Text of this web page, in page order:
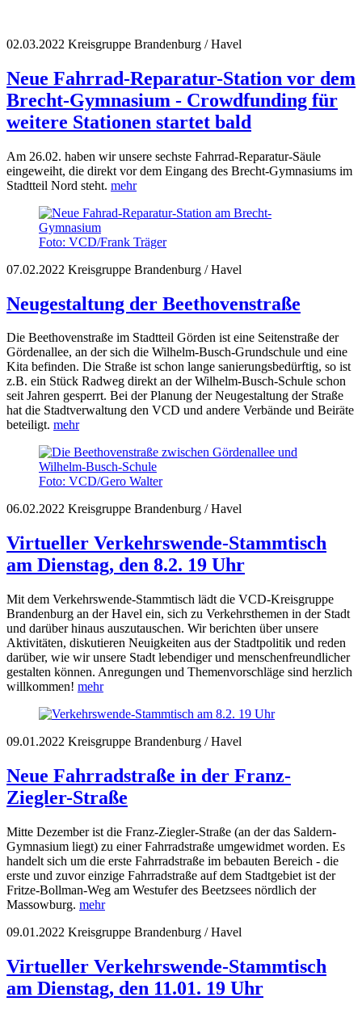
02.03.2022 Kreisgruppe Brandenburg / Havel
Neue Fahrrad-Reparatur-Station vor dem
Brecht-Gymnasium - Crowdfunding für
weitere Stationen startet bald
Am 26.02. haben wir unsere sechste Fahrrad-Reparatur-Säule
eingeweiht, die direkt vor dem Eingang des Brecht-Gymnasiums im
Stadtteil Nord steht. mehr
Foto: VCD/Frank Träger
07.02.2022 Kreisgruppe Brandenburg / Havel
Neugestaltung der Beethovenstraße
Die Beethovenstraße im Stadtteil Görden ist eine Seitenstraße der
Gördenallee, an der sich die Wilhelm-Busch-Grundschule und eine
Kita befinden. Die Straße ist schon lange sanierungsbedürftig, so ist
z.B. ein Stück Radweg direkt an der Wilhelm-Busch-Schule schon
seit Jahren gesperrt. Bei der Planung der Neugestaltung der Straße
hat die Stadtverwaltung den VCD und andere Verbände und Beiräte
beteiligt. mehr
Foto: VCD/Gero Walter
06.02.2022 Kreisgruppe Brandenburg / Havel
Virtueller Verkehrswende-Stammtisch
am Dienstag, den 8.2. 19 Uhr
Mit dem Verkehrswende-Stammtisch lädt die VCD-Kreisgruppe
Brandenburg an der Havel ein, sich zu Verkehrsthemen in der Stadt
und darüber hinaus auszutauschen. Wir berichten über unsere
Aktivitäten, diskutieren Neuigkeiten aus der Stadtpolitik und reden
darüber, wie wir unsere Stadt lebendiger und menschenfreundlicher
gestalten können. Anregungen und Themenvorschläge sind herzlich
willkommen! mehr
09.01.2022 Kreisgruppe Brandenburg / Havel
Neue Fahrradstraße in der Franz-
Ziegler-Straße
Mitte Dezember ist die Franz-Ziegler-Straße (an der das Saldern-
Gymnasium liegt) zu einer Fahrradstraße umgewidmet worden. Es
handelt sich um die erste Fahrradstraße im bebauten Bereich - die
erste und zuvor einzige Fahrradstraße auf dem Stadtgebiet ist der
Fritze-Bollman-Weg am Westufer des Beetzsees nördlich der
Massowburg. mehr
09.01.2022 Kreisgruppe Brandenburg / Havel
Virtueller Verkehrswende-Stammtisch
am Dienstag, den 11.01. 19 Uhr